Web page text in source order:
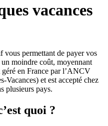
vacances
vous permettant de payer vos
un moindre coût, moyennant
en France par l’ANCV
Vacances) et est accepté chez
plusieurs pays.
quoi ?